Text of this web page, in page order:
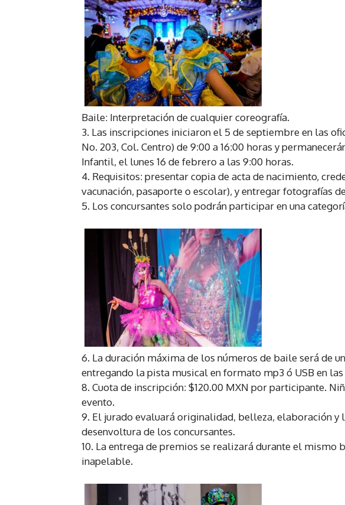
Baile: Interpretación de cualquier coreografía.
3. Las inscripciones iniciaron el 5 de septiembre en las
No. 203, Col. Centro) de 9:00 a 16:00 horas y
Infantil, el lunes 16 de febrero a las 9:00 horas.
4. Requisitos: presentar copia de acta de nacimiento,
vacunación, pasaporte o escolar), y entregar fotografías
5. Los concursantes solo podrán participar en una
6. La duración máxima de los números de baile será de
entregando la pista musical en formato mp3 ó USB en las
8. Cuota de inscripción: $120.00 MXN por participante.
evento.
9. El jurado evaluará originalidad, belleza, elaboración y
desenvoltura de los concursantes.
10. La entrega de premios se realizará durante el mismo
inapelable.